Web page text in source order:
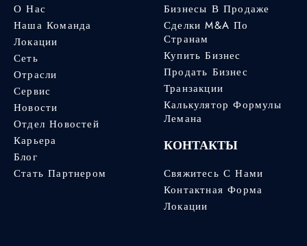
О Нас
Наша Команда
Локации
Сеть
Отрасли
Сервис
Новости
Отдел Новостей
Карьера
Блог
Стать Партнером
Бизнесы В Продаже
Сделки M&A По
Странам
Купить Бизнес
Продать Бизнес
Транзакции
Калькулятор Формулы
Лемана
КОНТАКТЫ
Свяжитесь С Нами
Контактная Форма
Локации